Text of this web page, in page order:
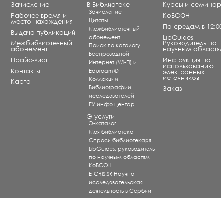
Зачисление
Рабочее время и
место нахождения
Выдача публикаций
Межбиблиотечный
абонемент
Прайс-лист
Контакты
Карта
В Библиотеке
Зачисление
Цитаты
Межбиблиотечный
абонемент
Поиск по каталогу
Беспроводной
Интернет (Wi-Fi) и
Eduroam ®
Коллекции
Библиографии
исследователей
ЕУ инфо центар
Э-услуги
Э-каталог
Моя библиотека
Спроси библиотекаря
LibGuides: руководитель
по научным областям
КоБСОН
E-CRIS.SR Научно-
исследовательская
деятельность в Сербии
Курсы и
КоБСОН
По средам в
LibGuides -
Руководитель по
научным
Инструкция по
использованию
электронных
источников
Заказ